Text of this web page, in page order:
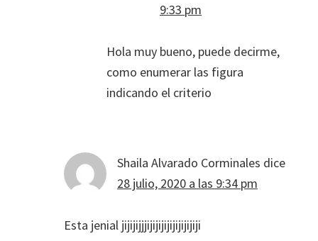
9:33 pm
Hola muy bueno, puede decirme,
como enumerar las figura
indicando el criterio
Shaila Alvarado Corminales dice
28 julio, 2020 a las 9:34 pm
Esta jenial jijijijjjijijijijijijijijiji